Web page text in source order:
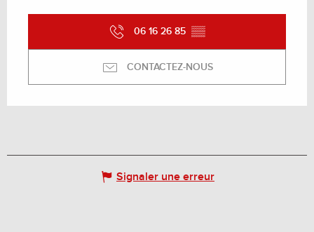
06 16 26 85 ▒▒
CONTACTEZ-NOUS
Signaler une erreur